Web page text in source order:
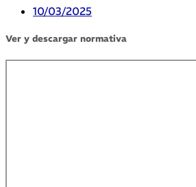
10/03/2025
Ver y descargar normativa